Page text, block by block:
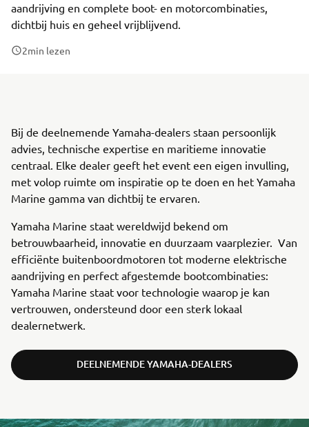
aandrijving en complete boot- en motorcombinaties,
dichtbij huis en geheel vrijblijvend.
2min lezen
Bij de deelnemende Yamaha-dealers staan persoonlijk
advies, technische expertise en maritieme innovatie
centraal. Elke dealer geeft het event een eigen invulling,
met volop ruimte om inspiratie op te doen en het Yamaha
Marine gamma van dichtbij te ervaren.
Yamaha Marine staat wereldwijd bekend om
betrouwbaarheid, innovatie en duurzaam vaarplezier. Van
efficiënte buitenboordmotoren tot moderne elektrische
aandrijving en perfect afgestemde bootcombinaties:
Yamaha Marine staat voor technologie waarop je kan
vertrouwen, ondersteund door een sterk lokaal
dealernetwerk.
DEELNEMENDE YAMAHA-DEALERS